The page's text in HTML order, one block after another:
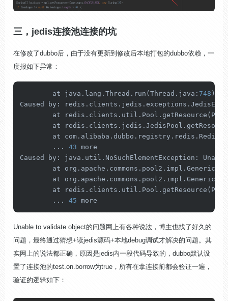
三，jedis连接池连接的坑
在修改了dubbo后，由于没有更新到修改后本地打包的dubbo依赖，一
度报如下异常：
	at java.lang.Thread.run(Thread.java:
748 )
Caused by:
at
at
at
	...
43 more
Caused by: java.util.NoSuchElementException:
at
at
at
	...
45
Unable to validate object的问题网上有各种说法，博主也找了好久的
问题，最终通过猜想+读jedis源码+本地debug调试才解决的问题。其
实网上的说法都正确，原因是jedis内一段代码导致的，dubbo默认设
置了连接池的test.on.borrow为true，所有在拿连接前都会验证一遍，
验证的逻辑如下：